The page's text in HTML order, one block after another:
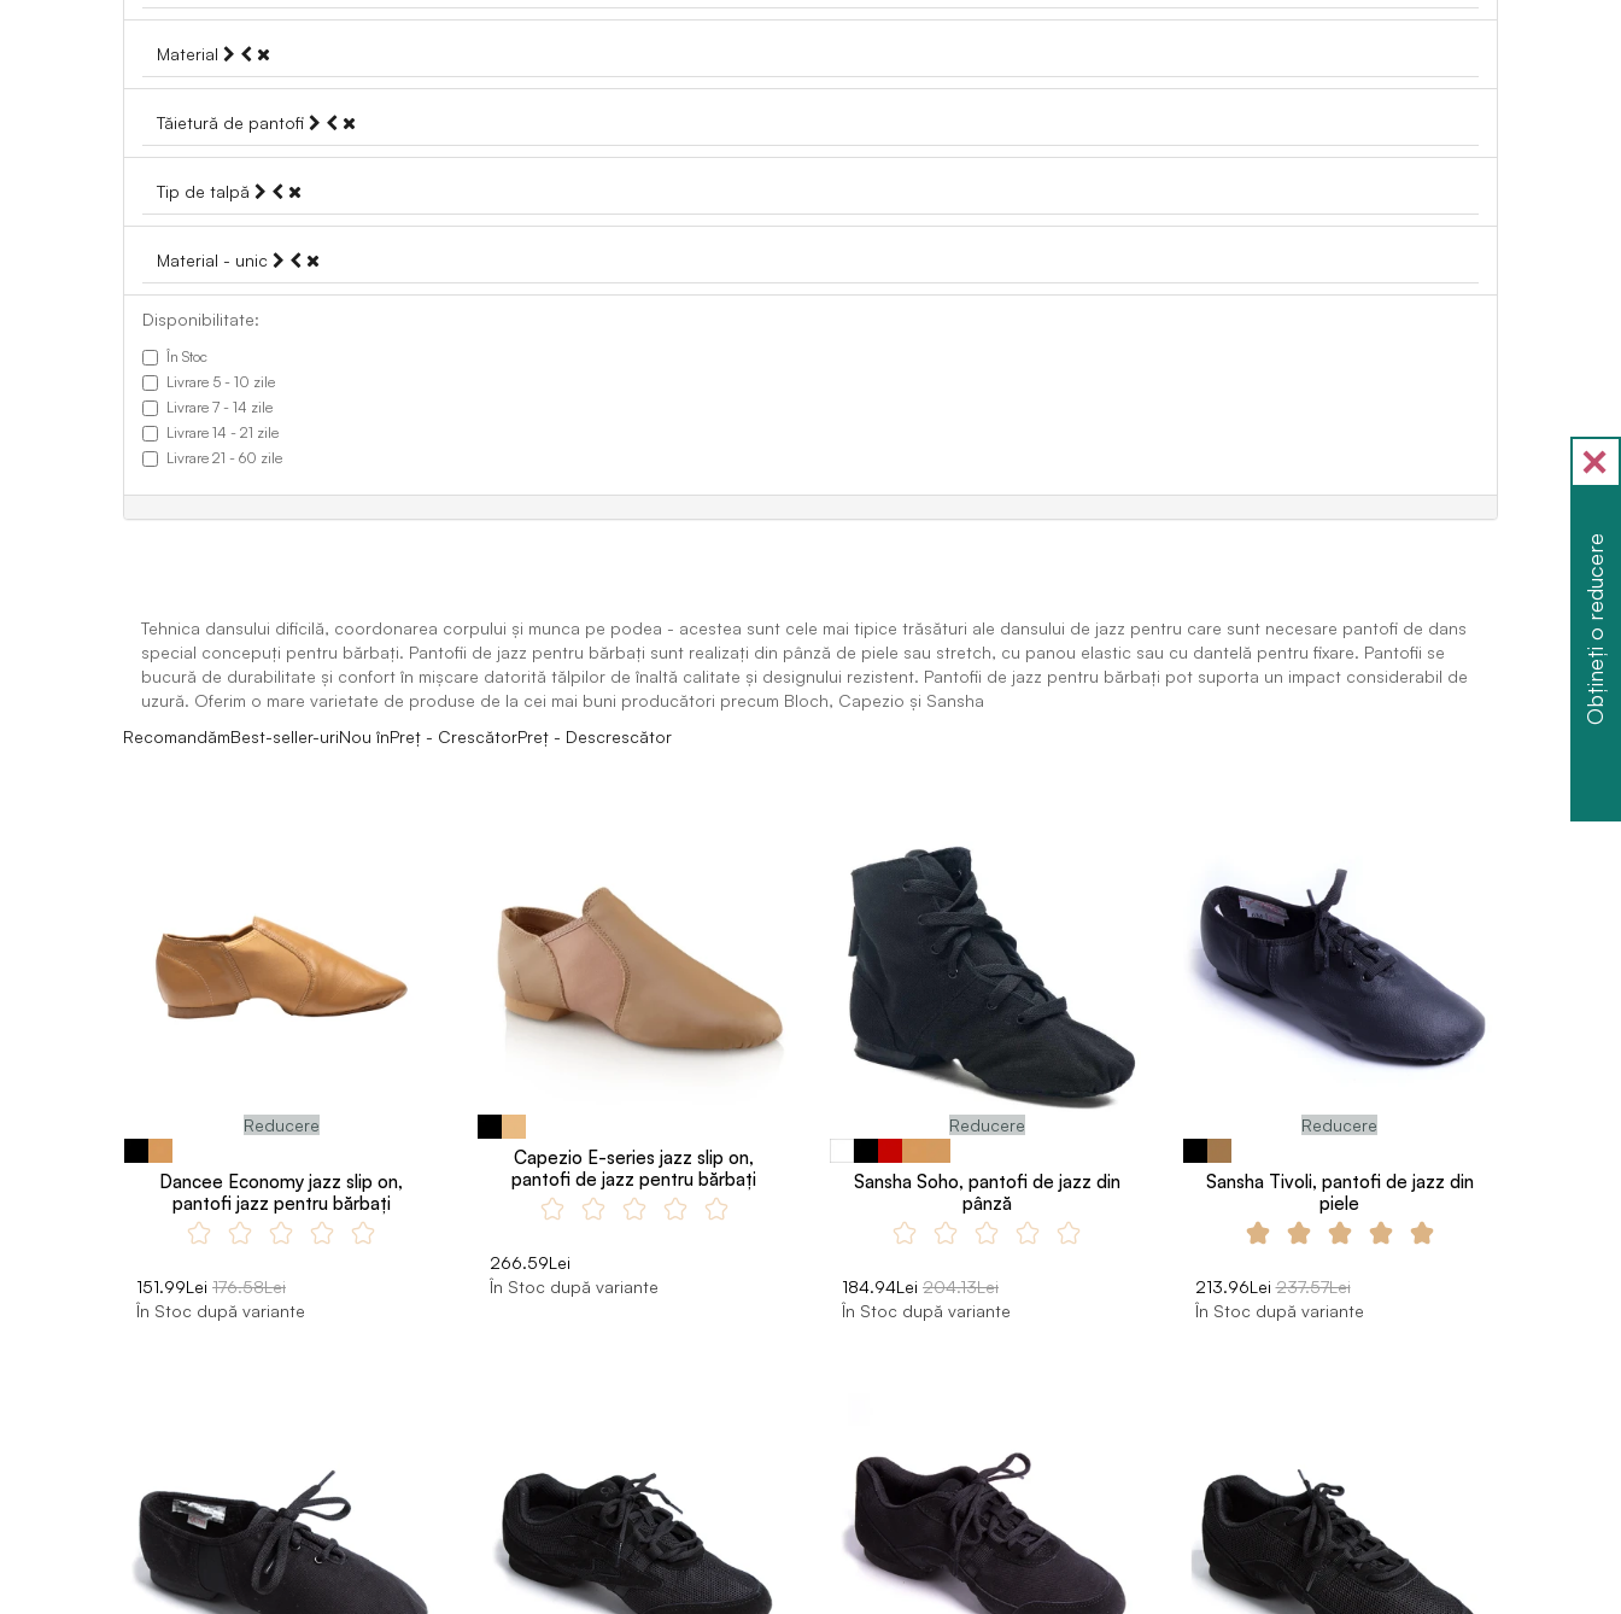
Material
Tăietură de pantofi
Tip de talpă
Material - unic
Disponibilitate:
În Stoc
Livrare 5 - 10 zile
Livrare 7 - 14 zile
Livrare 14 - 21 zile
Livrare 21 - 60 zile
Tehnica dansului dificilă, coordonarea corpului și munca pe podea - acestea sunt cele mai tipice trăsături ale dansului de jazz pentru care sunt necesare pantofi de dans
special concepuți pentru bărbați. Pantofii de jazz pentru bărbaţi sunt realizați din pânză de piele sau stretch, cu panou elastic sau cu dantelă pentru fixare. Pantofii se
bucură de durabilitate și confort în mișcare datorită tălpilor de înaltă calitate și designului rezistent. Pantofii de jazz pentru bărbaţi pot suporta un impact considerabil de
uzură. Oferim o mare varietate de produse de la cei mai buni producători precum Bloch, Capezio și Sansha
RecomandămBest-seller-uriNou înPreț - CrescătorPreț - Descrescător
Reducere
Dancee Economy jazz slip on,
pantofi jazz pentru bărbați
151.99Lei 176.58Lei
În Stoc după variante
Capezio E-series jazz slip on,
pantofi de jazz pentru bărbați
266.59Lei
În Stoc după variante
Reducere
Sansha Soho, pantofi de jazz din
pânză
184.94Lei 204.13Lei
În Stoc după variante
Reducere
Sansha Tivoli, pantofi de jazz din
piele
213.96Lei 237.57Lei
În Stoc după variante
Obțineți o reducere